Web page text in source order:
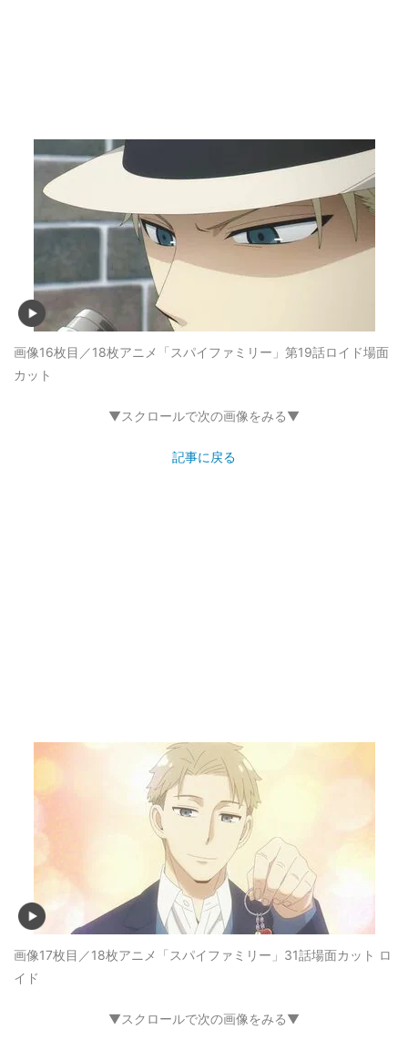
画像16枚目／18枚アニメ「スパイファミリー」第19話ロイド場面
カット
▼スクロールで次の画像をみる▼
記事に戻る
画像17枚目／18枚アニメ「スパイファミリー」31話場面カット ロ
イド
▼スクロールで次の画像をみる▼